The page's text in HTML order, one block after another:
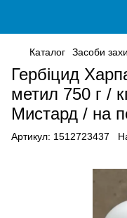
Каталог Засоби
Гербіцид
метил 750 г /
Мистард / на
Артикул: 1512723437